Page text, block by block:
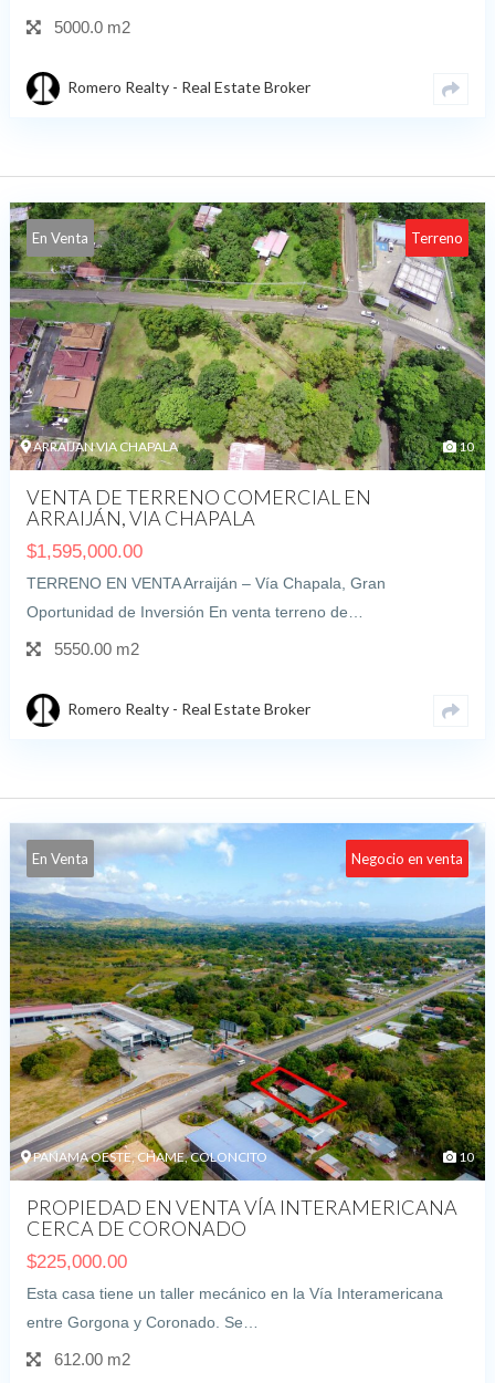
5000.0 m2
Romero Realty - Real Estate Broker
En Venta Terreno
ARRAIJAN VIA CHAPALA 10
VENTA DE TERRENO COMERCIAL EN
ARRAIJÁN, VIA CHAPALA
$1,595,000.00
TERRENO EN VENTA Arraiján – Vía Chapala, Gran
Oportunidad de Inversión En venta terreno de…
5550.00 m2
Romero Realty - Real Estate Broker
En Venta Negocio en venta
PANAMA OESTE, CHAME, COLONCITO 10
PROPIEDAD EN VENTA VÍA INTERAMERICANA
CERCA DE CORONADO
$225,000.00
Esta casa tiene un taller mecánico en la Vía Interamericana
entre Gorgona y Coronado. Se…
612.00 m2